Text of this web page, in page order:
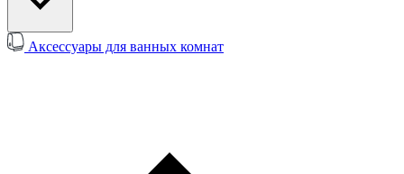
Аксессуары для ванных комнат